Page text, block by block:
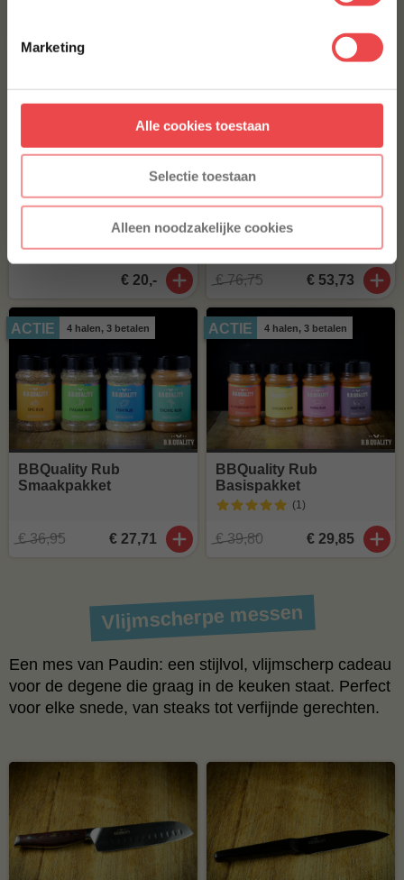
Marketing
Alle cookies toestaan
Selectie toestaan
Alleen noodzakelijke cookies
BBQuality Rub
€ 20,-
BBQuality Rub XXL
voordeelpakket
(1)
€ 76,75 € 53,73
ACTIE 4 halen, 3 betalen
BBQuality Rub
Smaakpakket
€ 36,95 € 27,71
ACTIE 4 halen, 3 betalen
BBQuality Rub
Basispakket
(1)
€ 39,80 € 29,85
Vlijmscherpe messen
Een mes van Paudin: een stijlvol, vlijmscherp cadeau
voor de degene die graag in de keuken staat. Perfect
voor elke snede, van steaks tot verfijnde gerechten.
* Alleen voor nieuwe inschrijvers, korting niet geldig op reeds
afgeprijsde producten.